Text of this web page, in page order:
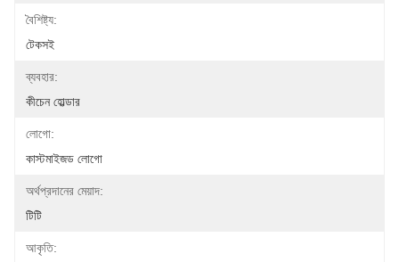
বৈশিষ্ট্য:
টেকসই
ব্যবহার:
কীচেন হোল্ডার
লোগো:
কাস্টমাইজড লোগো
অর্থপ্রদানের মেয়াদ:
টিটি
আকৃতি: